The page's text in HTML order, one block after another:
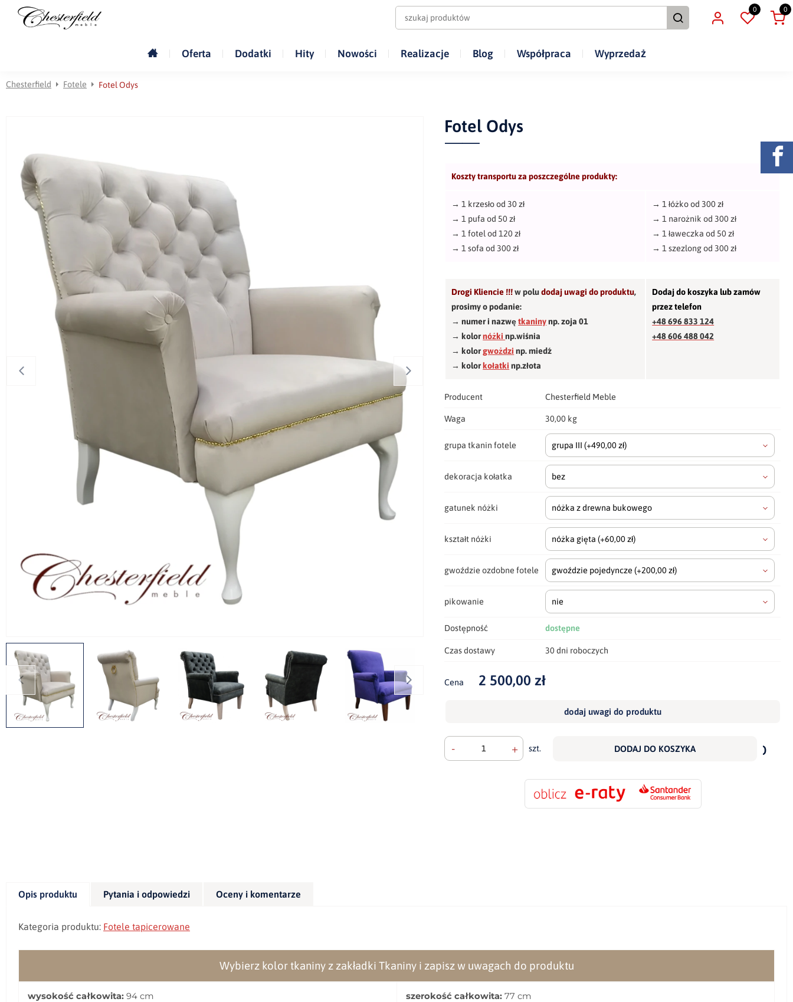
0 0
Oferta Dodatki Hity Nowości Realizacje Blog Współpraca Wyprzedaż
Chesterfield Fotele Fotel Odys
Fotel Odys
Koszty transportu za poszczególne produkty:
→1 krzesło od 30 zł
→1 pufa od 50 zł
→ 1 fotel od 120 zł
→1 sofa od 300 zł
→1 łóżko od 300 zł
→1 narożnik od 300 zł
→1 ławeczka od 50 zł
→1 szezlong od 300 zł
Drogi Kliencie !!!w poludodaj uwagi do produktu,
prosimy o podanie:
→ numer i nazwętkaninynp. zoja 01
→ kolornóżkinp.wiśnia
→ kolorgwożdzi np. miedź
→ kolorkołatki np.złota
Dodaj do koszyka lub zamów
przez telefon
+48 696 833 124
+48 606 488 042
Producent Chesterfield Meble
Waga 30,00 kg
grupa tkanin fotele grupa III(+490,00 zł)
dekoracja kołatka bez
gatunek nóżki nóżka z drewna bukowego
kształt nóżki nóżka gięta(+60,00 zł)
gwoździe ozdobne fotele gwoździe pojedyncze(+200,00 zł)
pikowanie nie
Dostępność dostępne
Czas dostawy 30 dni roboczych
Cena 2 500,00 zł
dodaj uwagi do produktu
- + szt. DODAJ DO KOSZYKA
do
Opis produktu Pytania i odpowiedzi Oceny i komentarze
Kategoria produktu: Fotele tapicerowane
Wybierz kolor tkaniny z zakładki Tkaniny i zapisz w uwagach do produktu
wysokość całkowita: 94 cm szerokość całkowita: 77 cm